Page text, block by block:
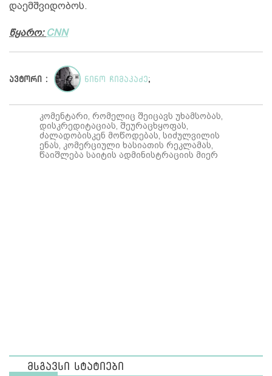
დაემშვიდობოს.
წყარო: CNN
ავტორი : ნინო ჩიმაკაძე ;
კომენტარი, რომელიც შეიცავს უხამსობას,
დისკრედიტაციას, შეურაცხყოფას,
ძალადობისკენ მოწოდებას, სიძულვილის
ენას, კომერციული ხასიათის რეკლამას,
წაიშლება საიტის ადმინისტრაციის მიერ
მსგავსი სტატიები